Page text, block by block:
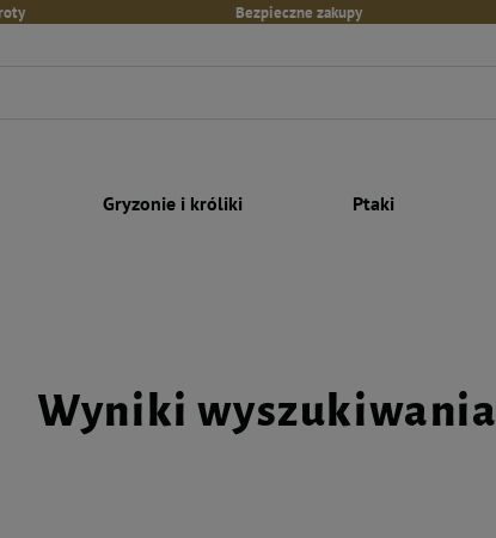
Bezpieczne zakupy
Gryzonie i króliki Ptaki
Wyniki wyszukiwania